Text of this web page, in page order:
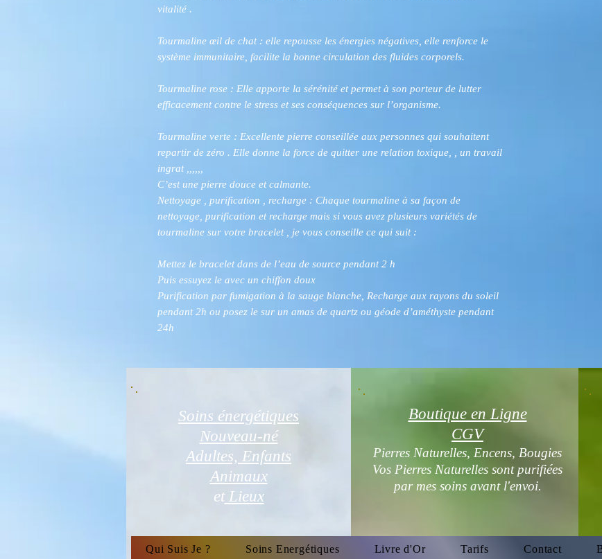
vitalité .
Tourmaline œil de chat : elle repousse les énergies négatives, elle renforce le
système immunitaire, facilite la bonne circulation des fluides corporels.
Tourmaline rose : Elle apporte la sérénité et permet à son porteur de lutter
efficacement contre le stress et ses conséquences sur l’organisme.
Tourmaline verte : Excellente pierre conseillée aux personnes qui souhaitent
repartir de zéro . Elle donne la force de quitter une relation toxique, , un travail
ingrat ,,,,,,
C’est une pierre douce et calmante.
Nettoyage , purification , recharge : Chaque tourmaline à sa façon de
nettoyage, purification et recharge mais si vous avez plusieurs variétés de
tourmaline sur votre bracelet , je vous conseille ce qui suit :
Mettez le bracelet dans de l’eau de source pendant 2 h
Puis essuyez le avec un chiffon doux
Purification par fumigation à la sauge blanche, Recharge aux rayons du soleil
pendant 2h ou posez le sur un amas de quartz ou géode d’améthyste pendant
24h
Soins énergétiques
Nouveau-né
Adultes, Enfants
Animaux
etLieux
Boutique en Ligne
CGV
Pierres Naturelles, Encens, Bougies
Vos Pierres Naturelles sont purifiées
par mes soins avant l'envoi.
Qui Suis Je ? Soins Energétiques Livre d'Or Tarifs Contact